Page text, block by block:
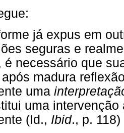
já expus em
seguras e
é necessário que
madura
uma
uma
(Id., Ibid., p. 118)